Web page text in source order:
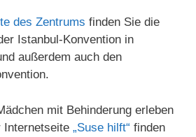
des Zentrums finden Sie die
Istanbul-Konvention in
außerdem auch den
mit Behinderung erleben
Internetseite „Suse hilft“ finden